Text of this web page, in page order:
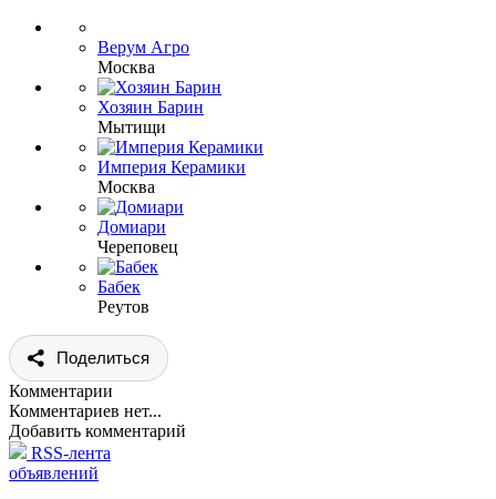
Верум Агро
Москва
Хозяин Барин
Мытищи
Империя Керамики
Москва
Домиари
Череповец
Бабек
Реутов
Поделиться
Комментарии
Комментариев нет...
Добавить комментарий
RSS-лента
объявлений